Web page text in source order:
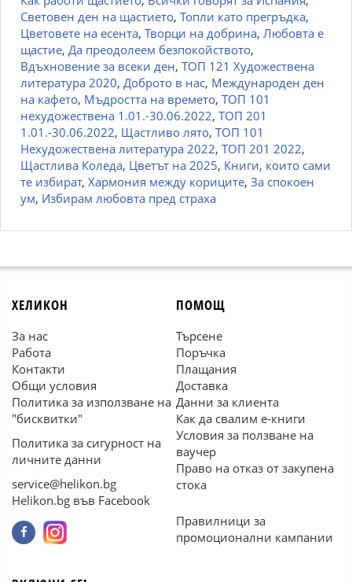
Световен ден на щастието, Топли като прегръдка,
Цветовете на есента, Творци на добрина, Любовта е
щастие, Да преодолеем безпокойството,
Вдъхновение за всеки ден, ТОП 121 Художествена
литература 2020, Доброто в нас, Международен ден
на кафето, Мъдростта на времето, ТОП 101
нехудожествена 1.01.-30.06.2022, ТОП 201
1.01.-30.06.2022, Щастливо лято, ТОП 101
Нехудожествена литература 2022, ТОП 201 2022,
Щастлива Коледа, Цветът на 2025, Книги, които сами
те избират, Хармония между кориците, За спокоен
ум, Избирам любовта пред страха
ХЕЛИКОН
За нас
Работа
Контакти
Общи условия
Политика за използване на
"бисквитки"
Политика за сигурност на
личните данни
service@helikon.bg
Helikon.bg във Facebook
ПОМОЩ
Търсене
Поръчка
Плащания
Доставка
Данни за клиента
Как да свалим е-книги
Условия за ползване на
ваучер
Право на отказ от закупена
стока
Правилници за
промоционални кампании